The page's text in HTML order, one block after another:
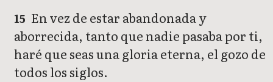
15 En vez de estar abandonada y
aborrecida, tanto que nadie pasaba por ti,
haré que seas una gloria eterna, el gozo de
todos los siglos.